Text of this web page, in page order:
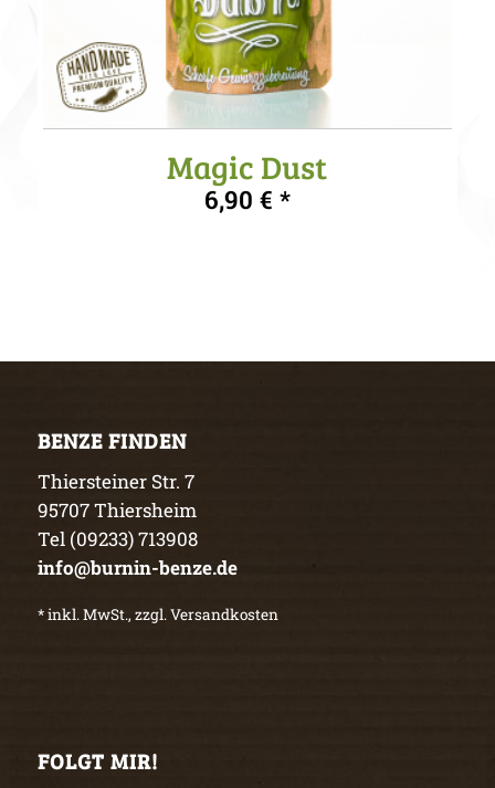
5.00
Magic Dust
6,90 €
BENZE FINDEN
Thiersteiner Str. 7
95707 Thiersheim
Tel (09233) 713908
info@burnin-benze.de
* inkl. MwSt., zzgl. Versandkosten
FOLGT MIR!